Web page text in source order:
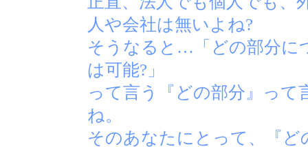
人や会社は無いよね?
そうなると…「どの部分に
は可能?」
って言う『どの部分』っ
ね。
そのあなたにとって、『